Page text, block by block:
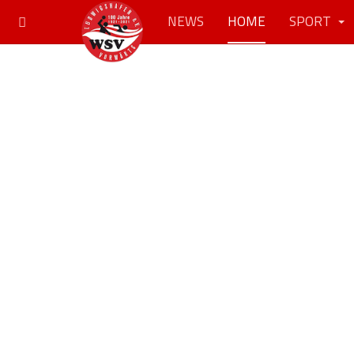
NEWS HOME SPORT